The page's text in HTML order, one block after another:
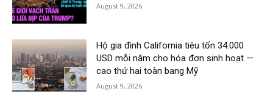
August 9, 2026
Hộ gia đình California tiêu tốn 34.000
USD mỗi năm cho hóa đơn sinh hoạt —
cao thứ hai toàn bang Mỹ
August 9, 2026